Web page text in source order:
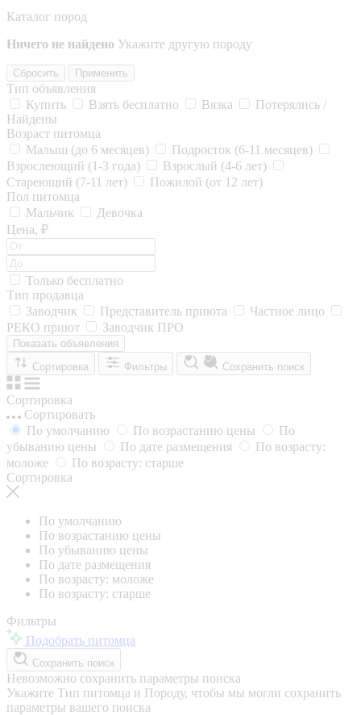
Каталог пород
Ничего не найдено Укажите другую породу
Сбросить Применить
Тип объявления
Купить
Взять бесплатно Вязка
Потерялись /
Найдены
Возраст питомца
Малыш (до 6 месяцев)
Подросток (6-11 месяцев)
Взрослеющий (1-3 года)
Взрослый (4-6 лет)
Стареющий (7-11 лет)
Пожилой (от 12 лет)
Пол питомца
Мальчик
Девочка
Цена, ₽
Только бесплатно
Тип продавца
Заводчик
Представитель приюта
Частное лицо
РЕКО приют
Заводчик ПРО
Показать объявления
Сортировка
Фильтры Сохранить поиск
Сортировка
Сортировать
По умолчанию
По возрастанию цены
По
убыванию цены
По дате размещения
По возрасту:
моложе
По возрасту: старше
Сортировка
По умолчанию
По возрастанию цены
По убыванию цены
По дате размещения
По возрасту: моложе
По возрасту: старше
Фильтры
Подобрать питомца
Сохранить поиск
Невозможно сохранить параметры поиска
Укажите Тип питомца и Породу, чтобы мы могли сохранить
параметры вашего поиска